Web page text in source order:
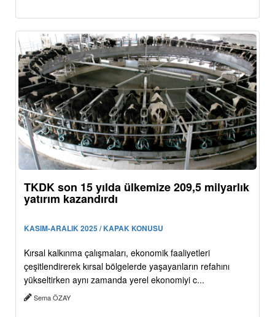
TKDK son 15 yılda ülkemize 209,5 milyarlık
yatırım kazandırdı
KASIM-ARALIK 2025 / KAPAK KONUSU
Kırsal kalkınma çalışmaları, ekonomik faaliyetleri
çeşitlendirerek kırsal bölgelerde yaşayanların refahını
yükseltirken aynı zamanda yerel ekonomiyi c...
Sema ÖZAY